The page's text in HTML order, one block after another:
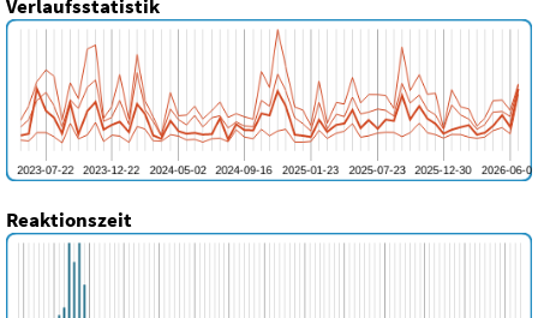
Verlaufsstatistik
Reaktionszeit